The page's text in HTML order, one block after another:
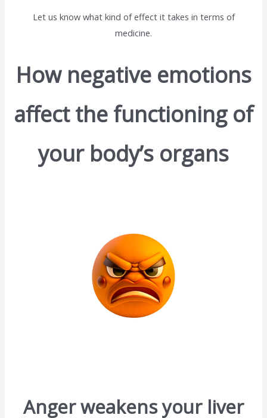
Let us know what kind of effect it takes in terms of
medicine.
How negative emotions
affect the functioning of
your body’s organs
Anger weakens your liver